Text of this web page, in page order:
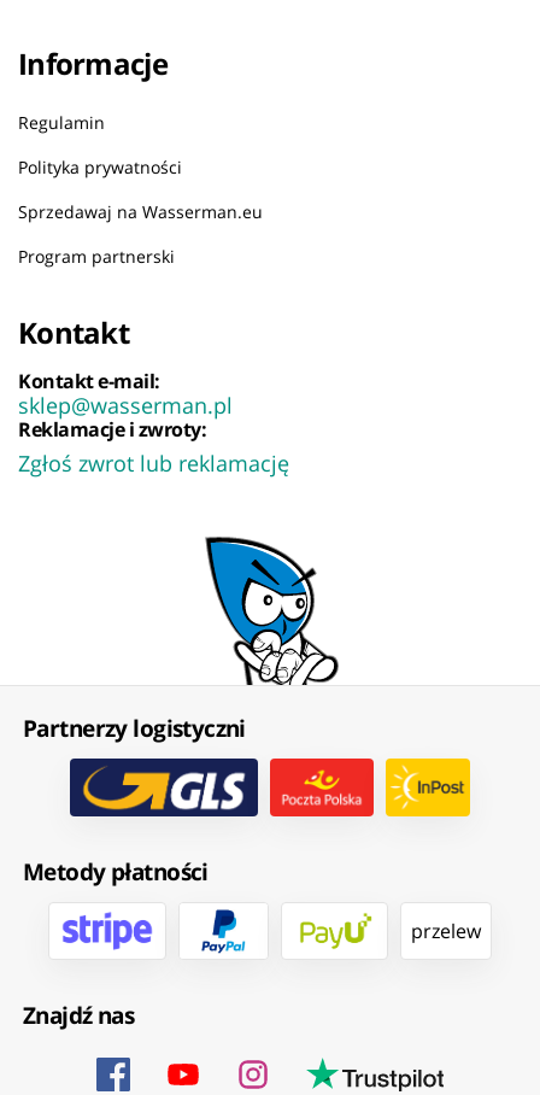
Informacje
Regulamin
Polityka prywatności
Sprzedawaj na Wasserman.eu
Program partnerski
Kontakt
Kontakt e-mail:
sklep@wasserman.pl
Reklamacje i zwroty:
Zgłoś zwrot lub reklamację
Partnerzy logistyczni
Metody płatności
przelew
Znajdź nas